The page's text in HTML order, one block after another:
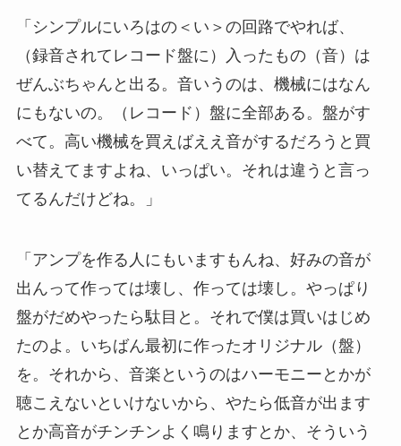
「シンプルにいろはの＜い＞の回路でやれば、
（録音されてレコード盤に）入ったもの（音）は
ぜんぶちゃんと出る。音いうのは、機械にはなん
にもないの。（レコード）盤に全部ある。盤がす
べて。高い機械を買えばええ音がするだろうと買
い替えてますよね、いっぱい。それは違うと言っ
てるんだけどね。」
「アンプを作る人にもいますもんね、好みの音が
出んって作っては壊し、作っては壊し。やっぱり
盤がだめやったら駄目と。それで僕は買いはじめ
たのよ。いちばん最初に作ったオリジナル（盤）
を。それから、音楽というのはハーモニーとかが
聴こえないといけないから、やたら低音が出ます
とか高音がチンチンよく鳴りますとか、そういう